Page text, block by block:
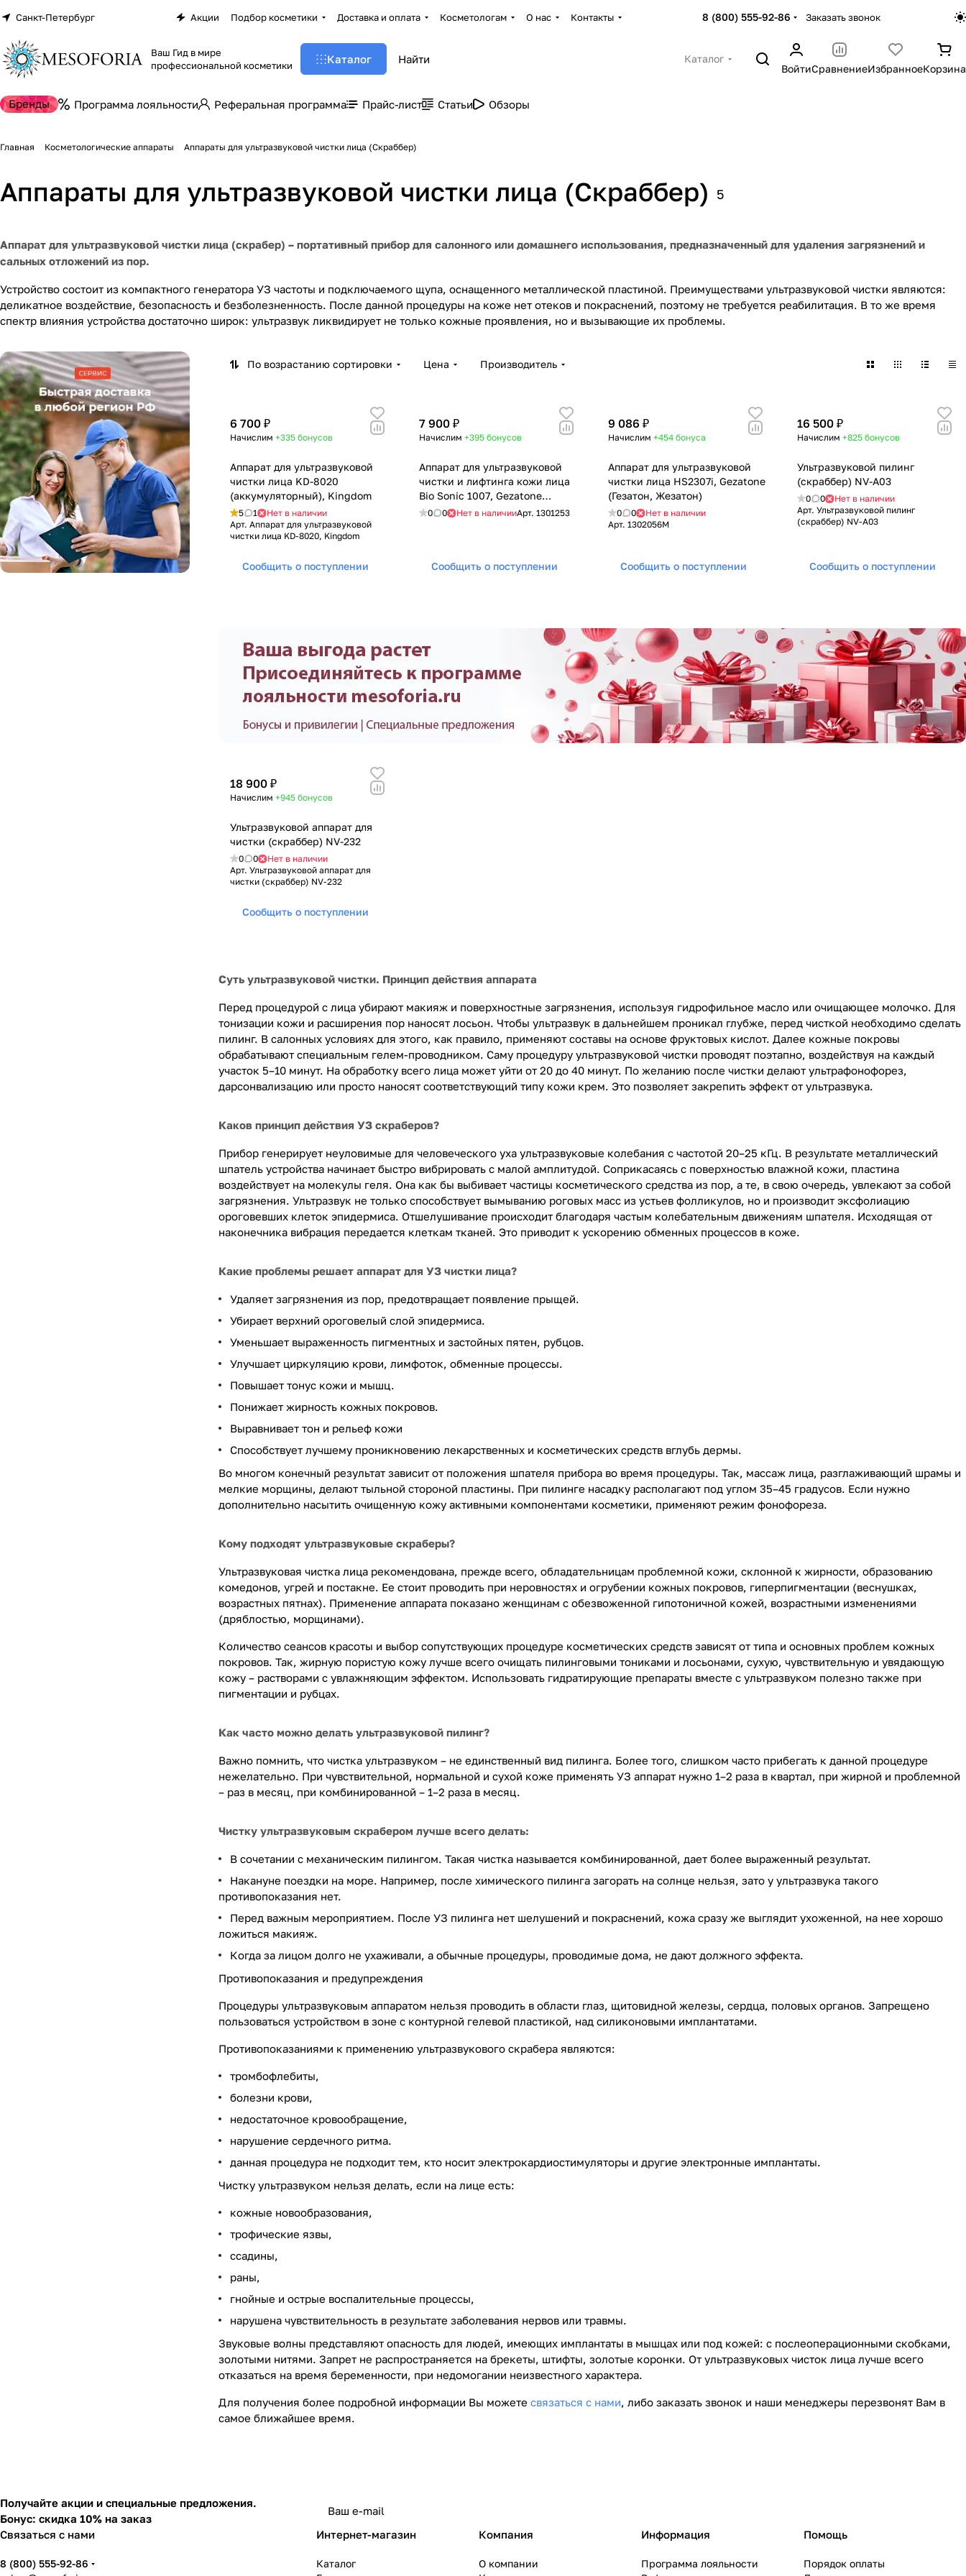
Санкт-Петербург Акции Подбор косметики Доставка и оплата Косметологам О нас Контакты 8 (800) 555-92-86 Заказать звонок
Ваш Гид в мире
профессиональной косметики
Каталог
Каталог
ВойтиСравнениеИзбранноеКорзина
Бренды Программа лояльности Реферальная программа Прайс-лист Статьи Обзоры
Главная Косметологические аппараты Аппараты для ультразвуковой чистки лица (Скраббер)
Аппараты для ультразвуковой чистки лица (Скраббер) 5
Аппарат для ультразвуковой чистки лица (скрабер) – портативный прибор для салонного или домашнего использования, предназначенный для удаления загрязнений и
сальных отложений из пор.
Устройство состоит из компактного генератора УЗ частоты и подключаемого щупа, оснащенного металлической пластиной. Преимуществами ультразвуковой чистки являются:
деликатное воздействие, безопасность и безболезненность. После данной процедуры на коже нет отеков и покраснений, поэтому не требуется реабилитация. В то же время
спектр влияния устройства достаточно широк: ультразвук ликвидирует не только кожные проявления, но и вызывающие их проблемы.
По возрастанию сортировки Цена Производитель
6 700 ₽
Начислим +335 бонусов
Аппарат для ультразвуковой
чистки лица KD-8020
(аккумуляторный), Kingdom
5 1
Нет в наличии
Арт. Аппарат для ультразвуковой
чистки лица KD-8020, Kingdom
Сообщить о поступлении
7 900 ₽
Начислим +395 бонусов
Аппарат для ультразвуковой
чистки и лифтинга кожи лица
Bio Sonic 1007, Gezatone
(Гезатон, Жезатон)
0 0 Нет в наличииАрт. 1301253
Сообщить о поступлении
9 086 ₽
Начислим +454 бонуса
Аппарат для ультразвуковой
чистки лица HS2307i, Gezatone
(Гезатон, Жезатон)
0 0
Нет в наличии
Арт. 1302056M
Сообщить о поступлении
16 500 ₽
Начислим +825 бонусов
Ультразвуковой пилинг
(скраббер) NV-A03
0 0
Нет в наличии
Арт. Ультразвуковой пилинг
(скраббер) NV-A03
Сообщить о поступлении
18 900 ₽
Начислим +945 бонусов
Ультразвуковой аппарат для
чистки (скраббер) NV-232
0 0
Нет в наличии
Арт. Ультразвуковой аппарат для
чистки (скраббер) NV-232
Сообщить о поступлении
Суть ультразвуковой чистки. Принцип действия аппарата
Перед процедурой с лица убирают макияж и поверхностные загрязнения, используя гидрофильное масло или очищающее молочко. Для
тонизации кожи и расширения пор наносят лосьон. Чтобы ультразвук в дальнейшем проникал глубже, перед чисткой необходимо сделать
пилинг. В салонных условиях для этого, как правило, применяют составы на основе фруктовых кислот. Далее кожные покровы
обрабатывают специальным гелем-проводником. Саму процедуру ультразвуковой чистки проводят поэтапно, воздействуя на каждый
участок 5–10 минут. На обработку всего лица может уйти от 20 до 40 минут. По желанию после чистки делают ультрафонофорез,
дарсонвализацию или просто наносят соответствующий типу кожи крем. Это позволяет закрепить эффект от ультразвука.
Каков принцип действия УЗ скраберов?
Прибор генерирует неуловимые для человеческого уха ультразвуковые колебания с частотой 20–25 кГц. В результате металлический
шпатель устройства начинает быстро вибрировать с малой амплитудой. Соприкасаясь с поверхностью влажной кожи, пластина
воздействует на молекулы геля. Она как бы выбивает частицы косметического средства из пор, а те, в свою очередь, увлекают за собой
загрязнения. Ультразвук не только способствует вымыванию роговых масс из устьев фолликулов, но и производит эксфолиацию
ороговевших клеток эпидермиса. Отшелушивание происходит благодаря частым колебательным движениям шпателя. Исходящая от
наконечника вибрация передается клеткам тканей. Это приводит к ускорению обменных процессов в коже.
Какие проблемы решает аппарат для УЗ чистки лица?
Удаляет загрязнения из пор, предотвращает появление прыщей.
Убирает верхний ороговелый слой эпидермиса.
Уменьшает выраженность пигментных и застойных пятен, рубцов.
Улучшает циркуляцию крови, лимфоток, обменные процессы.
Повышает тонус кожи и мышц.
Понижает жирность кожных покровов.
Выравнивает тон и рельеф кожи
Способствует лучшему проникновению лекарственных и косметических средств вглубь дермы.
Во многом конечный результат зависит от положения шпателя прибора во время процедуры. Так, массаж лица, разглаживающий шрамы и
мелкие морщины, делают тыльной стороной пластины. При пилинге насадку располагают под углом 35–45 градусов. Если нужно
дополнительно насытить очищенную кожу активными компонентами косметики, применяют режим фонофореза.
Кому подходят ультразвуковые скраберы?
Ультразвуковая чистка лица рекомендована, прежде всего, обладательницам проблемной кожи, склонной к жирности, образованию
комедонов, угрей и постакне. Ее стоит проводить при неровностях и огрубении кожных покровов, гиперпигментации (веснушках,
возрастных пятнах). Применение аппарата показано женщинам с обезвоженной гипотоничной кожей, возрастными изменениями
(дряблостью, морщинами).
Количество сеансов красоты и выбор сопутствующих процедуре косметических средств зависят от типа и основных проблем кожных
покровов. Так, жирную пористую кожу лучше всего очищать пилинговыми тониками и лосьонами, сухую, чувствительную и увядающую
кожу – растворами с увлажняющим эффектом. Использовать гидратирующие препараты вместе с ультразвуком полезно также при
пигментации и рубцах.
Как часто можно делать ультразвуковой пилинг?
Важно помнить, что чистка ультразвуком – не единственный вид пилинга. Более того, слишком часто прибегать к данной процедуре
нежелательно. При чувствительной, нормальной и сухой коже применять УЗ аппарат нужно 1–2 раза в квартал, при жирной и проблемной
– раз в месяц, при комбинированной – 1–2 раза в месяц.
Чистку ультразвуковым скрабером лучше всего делать:
В сочетании с механическим пилингом. Такая чистка называется комбинированной, дает более выраженный результат.
Накануне поездки на море. Например, после химического пилинга загорать на солнце нельзя, зато у ультразвука такого
противопоказания нет.
Перед важным мероприятием. После УЗ пилинга нет шелушений и покраснений, кожа сразу же выглядит ухоженной, на нее хорошо
ложиться макияж.
Когда за лицом долго не ухаживали, а обычные процедуры, проводимые дома, не дают должного эффекта.
Противопоказания и предупреждения
Процедуры ультразвуковым аппаратом нельзя проводить в области глаз, щитовидной железы, сердца, половых органов. Запрещено
пользоваться устройством в зоне с контурной гелевой пластикой, над силиконовыми имплантатами.
Противопоказаниями к применению ультразвукового скрабера являются:
тромбофлебиты,
болезни крови,
недостаточное кровообращение,
нарушение сердечного ритма.
данная процедура не подходит тем, кто носит электрокардиостимуляторы и другие электронные имплантаты.
Чистку ультразвуком нельзя делать, если на лице есть:
кожные новообразования,
трофические язвы,
ссадины,
раны,
гнойные и острые воспалительные процессы,
нарушена чувствительность в результате заболевания нервов или травмы.
Звуковые волны представляют опасность для людей, имеющих имплантаты в мышцах или под кожей: с послеоперационными скобками,
золотыми нитями. Запрет не распространяется на брекеты, штифты, золотые коронки. От ультразвуковых чисток лица лучше всего
отказаться на время беременности, при недомогании неизвестного характера.
Для получения более подробной информации Вы можете связаться с нами, либо заказать звонок и наши менеджеры перезвонят Вам в
самое ближайшее время.
Получайте акции и специальные предложения.
Бонус: скидка 10% на заказ
Связаться с нами
8 (800) 555-92-86
Интернет-магазин
Каталог
Компания
О компании
Информация
Программа лояльности
Помощь
Порядок оплаты